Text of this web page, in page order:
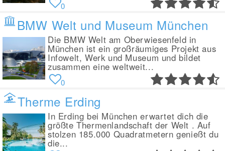
0
BMW Welt und Museum München
Die BMW Welt am Oberwiesenfeld in
München ist ein großräumiges Projekt aus
Infowelt, Werk und Museum und bildet
zusammen eine weltweit...
0
Therme Erding
In Erding bei München erwartet dich die
größte Thermenlandschaft der Welt . Auf
stolzen 185.000 Quadratmetern genießt du
die...